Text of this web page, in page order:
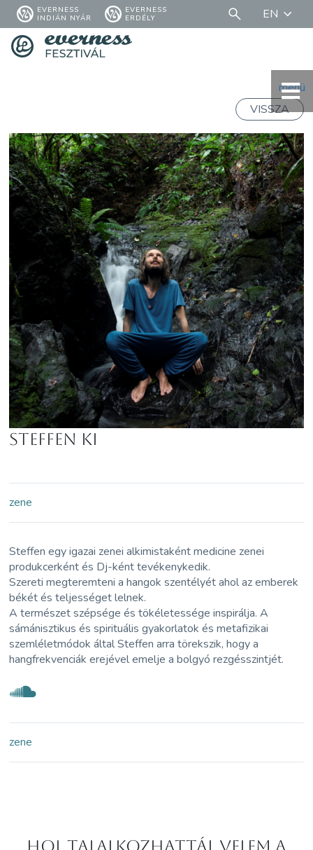
EVERNESS
INDIÁN NYÁR
EVERNESS
ERDÉLY
EN
menü
VISSZA
Steffen Ki
zene
Steffen egy igazai zenei alkimistaként medicine zenei
produkcerként és Dj-ként tevékenykedik.
Szereti megteremteni a hangok szentélyét ahol az emberek
békét és teljességet lelnek.
A természet szépsége és tökéletessége inspirálja. A
sámánisztikus és spirituális gyakorlatok és metafizikai
szemléletmódok által Steffen arra törekszik, hogy a
hangfrekvenciák erejével emelje a bolgyó rezgésszintjét.
zene